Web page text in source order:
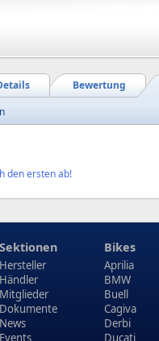
Bewertung
den ersten ab!
Sektionen
Hersteller
Händler
Mitglieder
Dokumente
News
Events
Bikes
Aprilia
BMW
Buell
Cagiva
Derbi
Ducati